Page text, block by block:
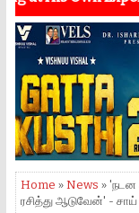
Home » News »
ரசித்து ஆடுவேன்' - சாய்